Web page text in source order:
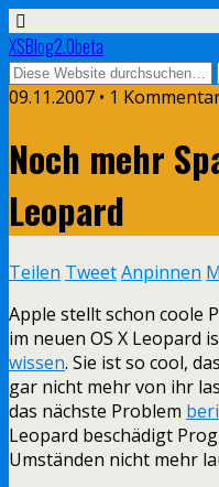
XSBlog2.0beta
09.11.2007 • 1
Noch mehr
Leopard
Teilen TweetAnpinnen
Apple stellt schon coole
im neuen OS X Leopard
wissen. Sie ist so cool,
gar nicht mehr von ihr
das nächste Problem
Leopard beschädigt
Umständen nicht mehr